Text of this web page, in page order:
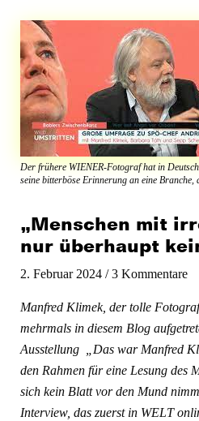
Inhalt
springen
Der frühere WIENER-Fotograf hat in
seine bitterböse Erinnerung an eine Branche,
„Menschen mit
nur überhaupt
2. Februar 2024/3 Kommentare
Manfred Klimek, der tolle
mehrmals in diesem Blog
Ausstellung „Das war Manfred
den Rahmen für eine Lesung des
sich kein Blatt vor den Mund
Interview, das zuerst in WELT